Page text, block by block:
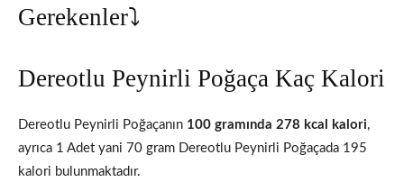
Gerekenler⤵️
Dereotlu Peynirli Poğaça Kaç Kalori
Dereotlu Peynirli Poğaçanın 100 gramında 278 kcal kalori,
ayrıca 1 Adet yani 70 gram Dereotlu Peynirli Poğaçada 195
kalori bulunmaktadır.